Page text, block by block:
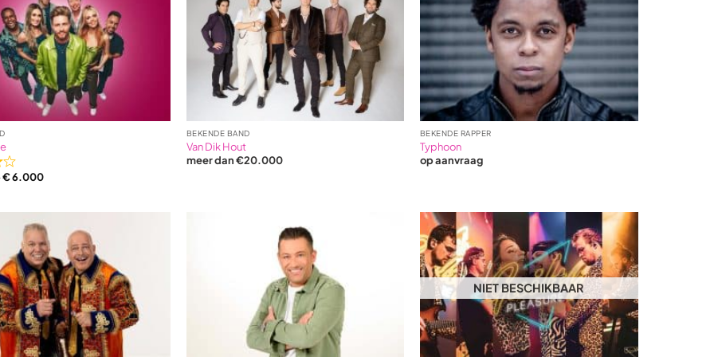
€6.000
BEKENDE BAND
Van Dik Hout
meer dan €20.000
BEKENDE RAPPER
Typhoon
op aanvraag
NIET BESCHIKBAAR